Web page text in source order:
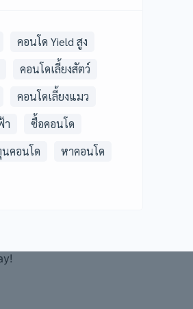
คอนโด Yield สูง
คอนโดเลี้ยงสัตว์
คอนโดเลี้ยงแมว
า
ซื้อคอนโด
คอนโด
หาคอนโด